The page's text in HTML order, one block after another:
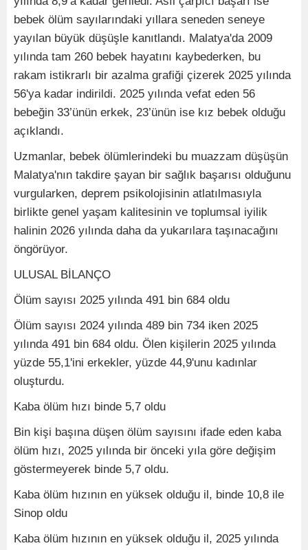
bebek ölüm sayılarındaki yıllara seneden seneye
yayılan büyük düşüşle kanıtlandı. Malatya'da 2009
yılında tam 260 bebek hayatını kaybederken, bu
rakam istikrarlı bir azalma grafiği çizerek 2025 yılında
56'ya kadar indirildi. 2025 yılında vefat eden 56
bebeğin 33’ünün erkek, 23’ünün ise kız bebek olduğu
açıklandı.
Uzmanlar, bebek ölümlerindeki bu muazzam düşüşün
Malatya'nın takdire şayan bir sağlık başarısı olduğunu
vurgularken, deprem psikolojisinin atlatılmasıyla
birlikte genel yaşam kalitesinin ve toplumsal iyilik
halinin 2026 yılında daha da yukarılara taşınacağını
öngörüyor.
ULUSAL BİLANÇO
Ölüm sayısı 2025 yılında 491 bin 684 oldu
Ölüm sayısı 2024 yılında 489 bin 734 iken 2025
yılında 491 bin 684 oldu. Ölen kişilerin 2025 yılında
yüzde 55,1'ini erkekler, yüzde 44,9'unu kadınlar
oluşturdu.
Kaba ölüm hızı binde 5,7 oldu
Bin kişi başına düşen ölüm sayısını ifade eden kaba
ölüm hızı, 2025 yılında bir önceki yıla göre değişim
göstermeyerek binde 5,7 oldu.
Kaba ölüm hızının en yüksek olduğu il, binde 10,8 ile
Sinop oldu
Kaba ölüm hızının en yüksek olduğu il, 2025 yılında